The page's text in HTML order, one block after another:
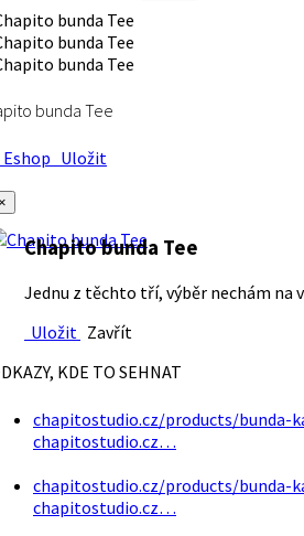
bunda Tee
Uložit
Chapito bunda Tee
Jednu z těchto tří, výběr nechám na
Uložit Zavřít
KDE TO SEHNAT
chapitostudio.cz/products/bunda-
chapitostudio.cz…
chapitostudio.cz/products/bunda-
chapitostudio.cz…